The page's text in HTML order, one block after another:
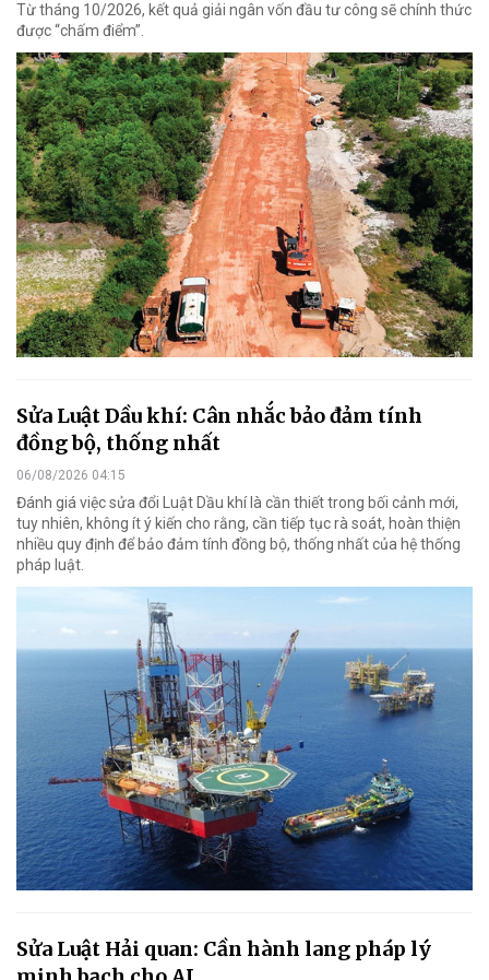
Từ tháng 10/2026, kết quả giải ngân vốn đầu tư công sẽ chính thức
được “chấm điểm”.
Sửa Luật Dầu khí: Cân nhắc bảo đảm tính
đồng bộ, thống nhất
06/08/2026 04:15
Đánh giá việc sửa đổi Luật Dầu khí là cần thiết trong bối cảnh mới,
tuy nhiên, không ít ý kiến cho rằng, cần tiếp tục rà soát, hoàn thiện
nhiều quy định để bảo đảm tính đồng bộ, thống nhất của hệ thống
pháp luật.
Sửa Luật Hải quan: Cần hành lang pháp lý